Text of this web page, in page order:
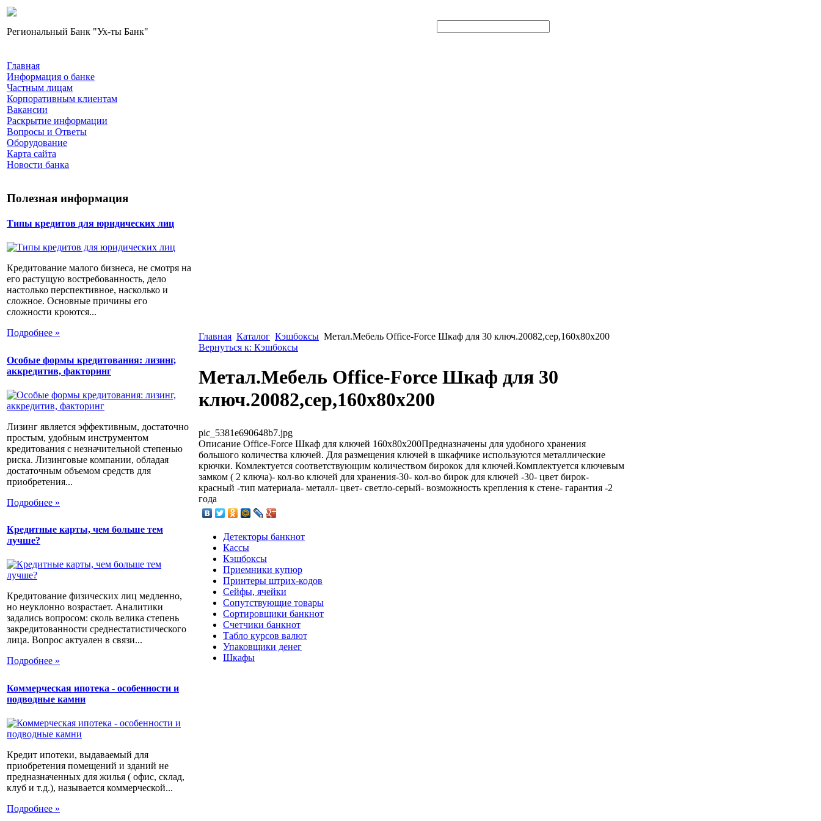
Региональный Банк "Ух-ты Банк"
Главная
Информация о банке
Частным лицам
Корпоративным клиентам
Вакансии
Раскрытие информации
Вопросы и Ответы
Оборудование
Карта сайта
Новости банка
Полезная информация
Типы кредитов для юридических лиц
Кредитование малого бизнеса, не смотря на
его растущую востребованность, дело
настолько перспективное, насколько и
сложное. Основные причины его
сложности кроются...
Подробнее »
Особые формы кредитования: лизинг,
аккредитив, факторинг
Лизинг является эффективным, достаточно
простым, удобным инструментом
кредитования с незначительной степенью
риска. Лизинговые компании, обладая
достаточным объемом средств для
приобретения...
Подробнее »
Кредитные карты, чем больше тем
лучше?
Кредитование физических лиц медленно,
но неуклонно возрастает. Аналитики
задались вопросом: сколь велика степень
закредитованности среднестатистического
лица. Вопрос актуален в связи...
Подробнее »
Коммерческая ипотека - особенности и
подводные камни
Кредит ипотеки, выдаваемый для
приобретения помещений и зданий не
предназначенных для жилья ( офис, склад,
клуб и т.д.), называется коммерческой...
Подробнее »
Главная Каталог Кэшбоксы Метал.Мебель Office-Force Шкаф для 30 ключ.20082,сер,160х80х200
Вернуться к: Кэшбоксы
Метал.Мебель Office-Force Шкаф для 30
ключ.20082,сер,160х80х200
pic_5381e690648b7.jpg
Описание Office-Force Шкаф для ключей 160х80х200Предназначены для удобного хранения
большого количества ключей. Для размещения ключей в шкафчике используются металлические
крючки. Комлектуется соответствующим количеством бирокок для ключей.Комплектуется ключевым
замком ( 2 ключа)- кол-во ключей для хранения-30- кол-во бирок для ключей -30- цвет бирок-
красный -тип материала- металл- цвет- светло-серый- возможность крепления к стене- гарантия -2
года
Детекторы банкнот
Кассы
Кэшбоксы
Приемники купюр
Принтеры штрих-кодов
Сейфы, ячейки
Сопутствующие товары
Сортировщики банкнот
Счетчики банкнот
Табло курсов валют
Упаковщики денег
Шкафы